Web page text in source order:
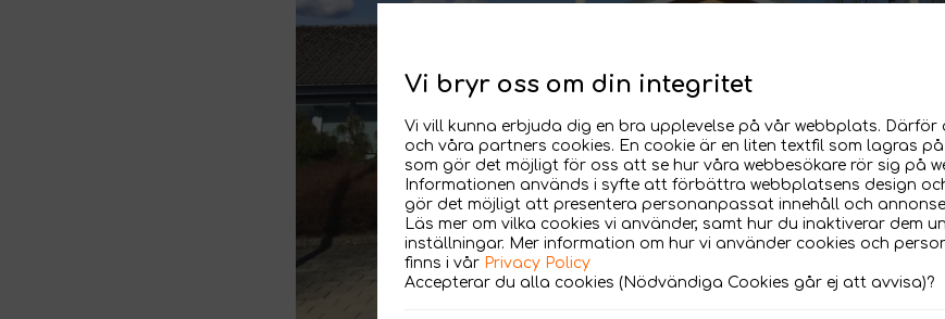
Vi bryr oss om din integritet
Vi vill kunna erbjuda dig en bra upplevelse på vår webbplats. Därför
och våra partners cookies. En cookie är en liten textfil som lagras
som gör det möjligt för oss att se hur våra webbesökare rör sig på
Informationen används i syfte att förbättra webbplatsens design
gör det möjligt att presentera personanpassat innehåll och
Läs mer om vilka cookies vi använder, samt hur du inaktiverar dem
inställningar. Mer information om hur vi använder cookies och
finns i vår Privacy Policy
Accepterar du alla cookies (Nödvändiga Cookies går ej att avvisa)?